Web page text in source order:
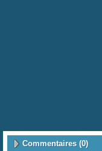
Commentaires (0)